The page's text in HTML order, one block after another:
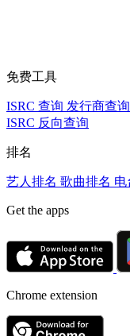
免费工具
ISRC 查询 发行商查询
ISRC 反向查询
排名
艺人排名 歌曲排名 电
Get the apps
Chrome extension